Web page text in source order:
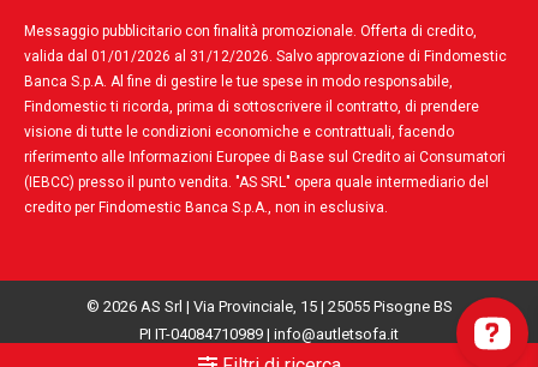
Messaggio pubblicitario con finalità promozionale. Offerta di credito,
valida dal 01/01/2026 al 31/12/2026. Salvo approvazione di Findomestic
Banca S.p.A. Al fine di gestire le tue spese in modo responsabile,
Findomestic ti ricorda, prima di sottoscrivere il contratto, di prendere
visione di tutte le condizioni economiche e contrattuali, facendo
riferimento alle Informazioni Europee di Base sul Credito ai Consumatori
(IEBCC) presso il punto vendita. "AS SRL" opera quale intermediario del
credito per Findomestic Banca S.p.A., non in esclusiva.
© 2026 AS Srl | Via Provinciale, 15 | 25055 Pisogne BS
PI IT-04084710989 | info@autletsofa.it
Cookie Policy| Concept by Polaris Digital